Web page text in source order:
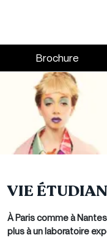
Skip to main content
Brochure
VIE
À Paris comme à
plus à un laboratoire